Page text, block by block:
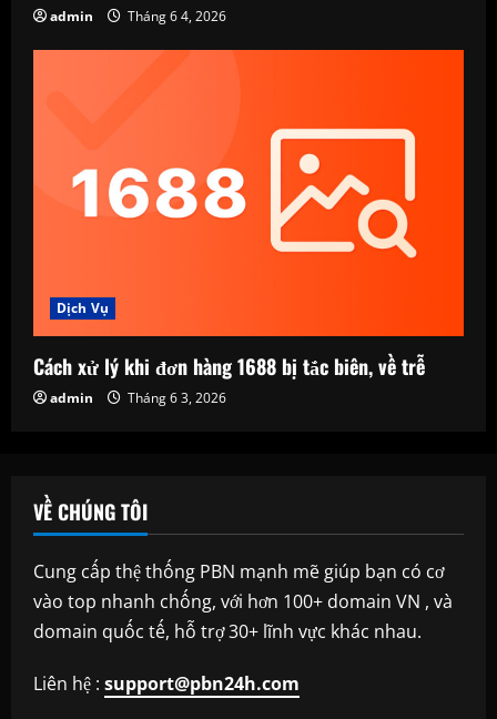
admin Tháng 6 4, 2026
Dịch Vụ
Cách xử lý khi đơn hàng 1688 bị tắc biên, về trễ
admin Tháng 6 3, 2026
VỀ CHÚNG TÔI
Cung cấp thệ thống PBN mạnh mẽ giúp bạn có cơ
vào top nhanh chống, với hơn 100+ domain VN , và
domain quốc tế, hỗ trợ 30+ lĩnh vực khác nhau.
Liên hệ : support@pbn24h.com